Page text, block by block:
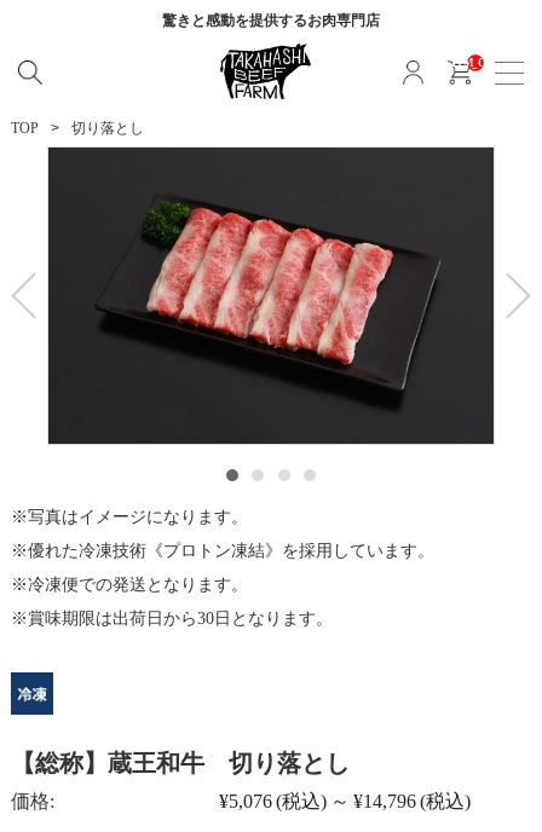
驚きと感動を提供するお肉専門店
__ITM_CNT__
TOP 切り落とし
写真はイメージになります。
優れた冷凍技術《プロトン凍結》を採用しています。
冷凍便での発送となります。
賞味期限は出荷日から30日となります。
【総称】蔵王和牛 切り落とし
価格: ¥5,076(税込) ～ ¥14,796(税込)